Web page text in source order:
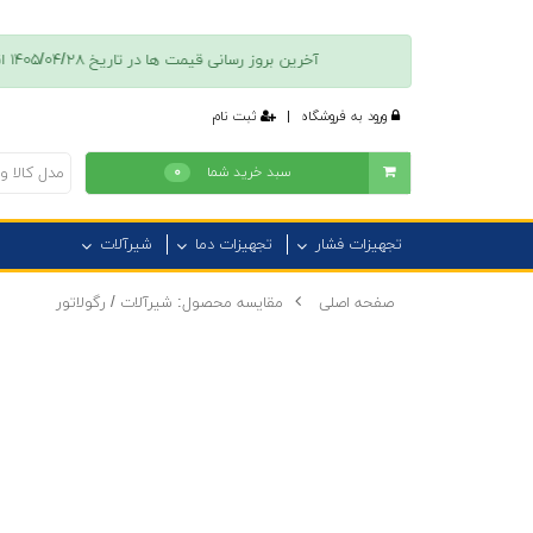
آخرین بروز رسانی قیمت ها در تاريخ ۱۴۰۵/۰۴/۲۸ انجام شده است + پس از تکمیل فرایند ثبت نام امکان دسترسی به فهرست موجودی کالا، قیمت و تخفیفات فروش امکان پذیر است + جهت كسب اطلاعات بيشتر با همراه ٠٩٠١١٠١٣٧٣٦ تماس بگیرید.
ورود به فروشگاه | ثبت نام
سبد خرید شما ۰
تجهیزات فشار تجهیزات دما شیرآلات
صفحه اصلی مقایسه محصول: شیرآلات / رگولاتور